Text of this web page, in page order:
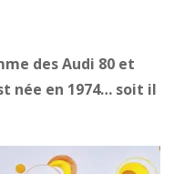
des Audi 80 et
née en 1974… soit il